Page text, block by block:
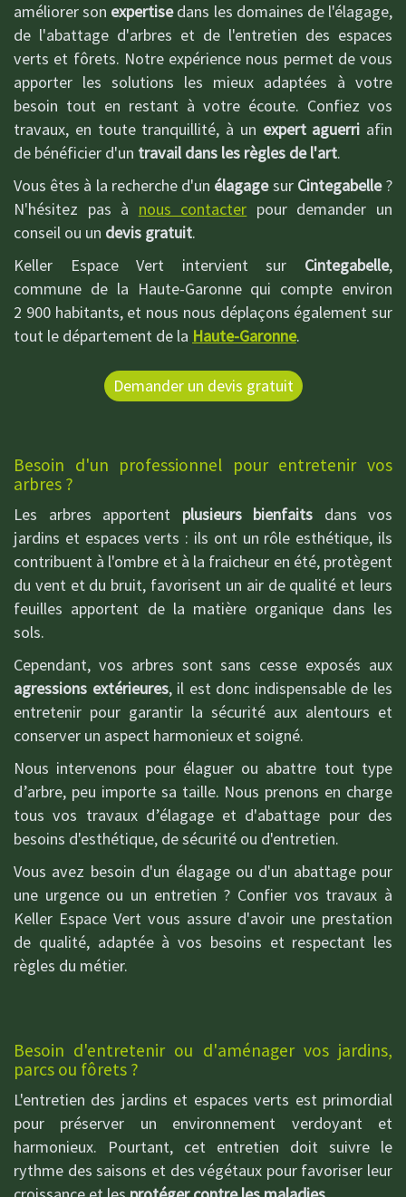
améliorer son expertisedans les domaines de l'élagage,
de l'abattage d'arbres et de l'entretien des espaces
verts et fôrets. Notre expérience nous permet de vous
apporter les solutions les mieux adaptées à votre
besoin tout en restant à votre écoute. Confiez vos
travaux, en toute tranquillité, à un expert aguerri afin
de bénéficier d'un travail dans les règles de l'art.
Vous êtes à la recherche d'un élagagesur Cintegabelle?
N'hésitez pas à nous contacter pour demander un
conseil ou un devis gratuit.
Keller Espace Vert intervient sur Cintegabelle,
commune de la Haute-Garonne qui compte environ
2 900 habitants, et nous nous déplaçons également sur
tout le département de la Haute-Garonne.
Demander un devis gratuit
Besoin d'un professionnel pour entretenir vos
arbres ?
Les arbres apportent plusieurs bienfaits dans vos
jardins et espaces verts : ils ont un rôle esthétique, ils
contribuent à l'ombre et à la fraicheur en été, protègent
du vent et du bruit, favorisent un air de qualité et leurs
feuilles apportent de la matière organique dans les
sols.
Cependant, vos arbres sont sans cesse exposés aux
agressions extérieures, il est donc indispensable de les
entretenir pour garantir la sécurité aux alentours et
conserver un aspect harmonieux et soigné.
Nous intervenons pour élaguer ou abattre tout type
d’arbre, peu importe sa taille. Nous prenons en charge
tous vos travaux d’élagage et d'abattage pour des
besoins d'esthétique, de sécurité ou d'entretien.
Vous avez besoin d'un élagage ou d'un abattage pour
une urgence ou un entretien ? Confier vos travaux à
Keller Espace Vert vous assure d'avoir une prestation
de qualité, adaptée à vos besoins et respectant les
règles du métier.
Besoin d'entretenir ou d'aménager vos jardins,
parcs ou fôrets ?
L'entretien des jardins et espaces verts est primordial
pour préserver un environnement verdoyant et
harmonieux. Pourtant, cet entretien doit suivre le
rythme des saisons et des végétaux pour favoriser leur